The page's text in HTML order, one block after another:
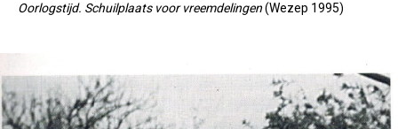
Oorlogstijd. Schuilplaats voor vreemdelingen(Wezep 1995)